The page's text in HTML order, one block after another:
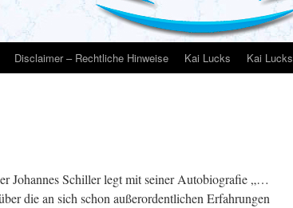
Disclaimer – Rechtliche Hinweise Kai Lucks Kai Lucks
Johannes Schiller legt mit seiner Autobiografie „…
die an sich schon außerordentlichen Erfahrungen